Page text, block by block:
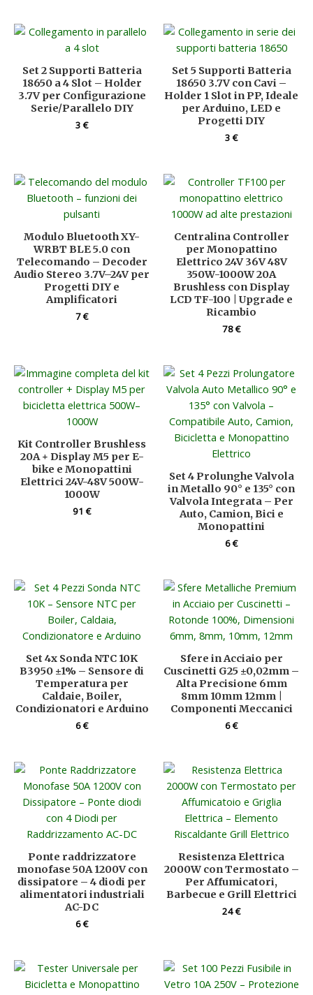
Set 2 Supporti Batteria
18650 a 4 Slot – Holder
3.7V per Configurazione
Serie/Parallelo DIY
3€
Set 5 Supporti Batteria
18650 3.7V con Cavi –
Holder 1 Slot in PP, Ideale
per Arduino, LED e
Progetti DIY
3€
Modulo Bluetooth XY-
WRBT BLE 5.0 con
Telecomando – Decoder
Audio Stereo 3.7V–24V per
Progetti DIY e
Amplificatori
7€
Centralina Controller
per Monopattino
Elettrico 24V 36V 48V
350W-1000W 20A
Brushless con Display
LCD TF-100 | Upgrade e
Ricambio
78€
Kit Controller Brushless
20A + Display M5 per E-
bike e Monopattini
Elettrici 24V-48V 500W-
1000W
91€
Set 4 Prolunghe Valvola
in Metallo 90° e 135° con
Valvola Integrata – Per
Auto, Camion, Bici e
Monopattini
6€
Set 4x Sonda NTC 10K
B3950 ±1% – Sensore di
Temperatura per
Caldaie, Boiler,
Condizionatori e Arduino
6€
Sfere in Acciaio per
Cuscinetti G25 ±0,02mm –
Alta Precisione 6mm
8mm 10mm 12mm |
Componenti Meccanici
6€
Ponte raddrizzatore
monofase 50A 1200V con
dissipatore – 4 diodi per
alimentatori industriali
AC-DC
6€
Resistenza Elettrica
2000W con Termostato –
Per Affumicatori,
Barbecue e Grill Elettrici
24€